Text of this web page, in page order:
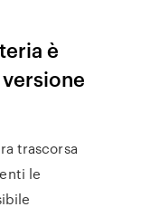
è
trascorsa
le